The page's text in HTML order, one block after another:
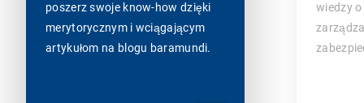
poszerz swoje know-how dzięki
merytorycznym i wciągającym
artykułom na blogu baramundi.
wiedzy